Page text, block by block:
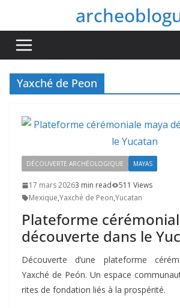
contenu
Yaxché de Peon
DÉCOUVERTE ARCHÉOLOGIQUE MAYAS
17 mars 20263 min read
511 Views
Mexique,Yaxché de Peon,Yucatan
Plateforme
découverte dans le
Découverte d’une plateforme
Yaxché de Peón. Un espace
rites de fondation liés à la prospérité.